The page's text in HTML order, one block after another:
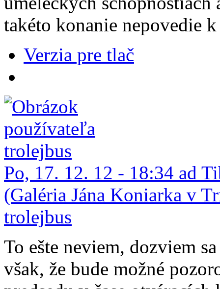
takéto konanie nepovedie
Verzia pre tlač
Po, 17. 12. 12 - 18:34 ad
(Galéria Jána Koniarka v
trolejbus
To ešte neviem, dozviem
však, že bude možné